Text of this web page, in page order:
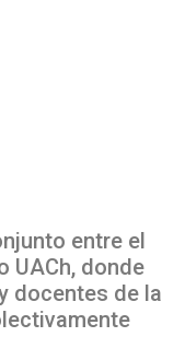
entre el
UACh, donde
docentes de la